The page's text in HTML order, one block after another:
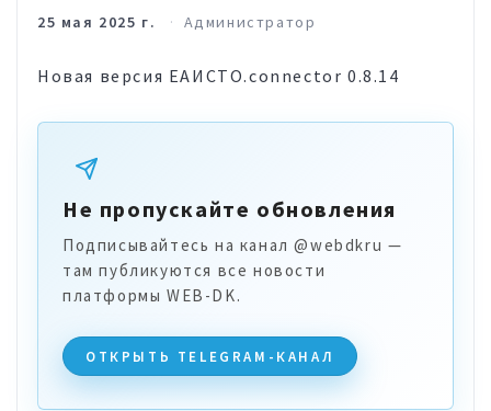
25 мая 2025 г. Администратор
Новая версия ЕАИСТО.connector 0.8.14
Не пропускайте обновления
Подписывайтесь на канал @webdkru —
там публикуются все новости
платформы WEB-DK.
ОТКРЫТЬ TELEGRAM-КАНАЛ